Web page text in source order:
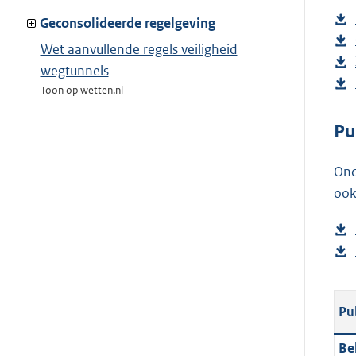
Geconsolideerde regelgeving
Wet aanvullende regels veiligheid
wegtunnels
Toon op wetten.nl